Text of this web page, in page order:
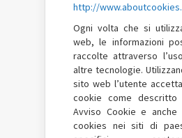
http://
Ogni volta che si
web, le informazioni
raccolte attraverso
altre tecnologie.
sito web l’utente
cookie come descritto
Avviso Cookie e anche
cookies nei siti di